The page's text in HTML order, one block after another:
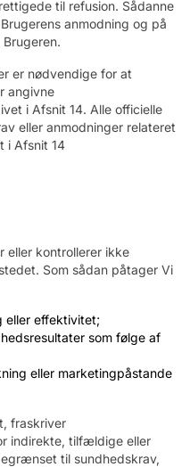
til refusion. Sådanne
anmodning og på
er nødvendige for at
angivne
i Afsnit 14. Alle officielle
eller anmodninger relateret
i Afsnit 14
eller kontrollerer ikke
Som sådan påtager Vi
eller effektivitet;
som følge af
eller marketingpåstande
fraskriver
indirekte, tilfældige eller
til sundhedskrav,